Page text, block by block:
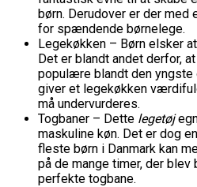
børn. Derudover er der
for spændende børnelege.
Legekøkken – Børn elsker
Det er blandt andet derfor,
populære blandt den yngste
giver et legekøkken
må undervurderes.
Togbaner – Dette legetøj
maskuline køn. Det er dog
fleste børn i Danmark kan
på de mange timer, der blev
perfekte togbane.